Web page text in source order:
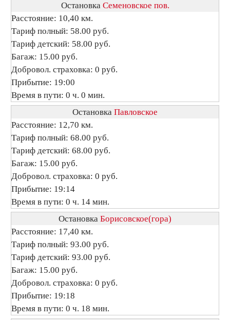
Остановка Семеновское пов.
Расстояние: 10,40 км.
Тариф полный: 58.00 руб.
Тариф детский: 58.00 руб.
Багаж: 15.00 руб.
Добровол. страховка: 0 руб.
Прибытие: 19:00
Время в пути: 0 ч. 0 мин.
Остановка Павловское
Расстояние: 12,70 км.
Тариф полный: 68.00 руб.
Тариф детский: 68.00 руб.
Багаж: 15.00 руб.
Добровол. страховка: 0 руб.
Прибытие: 19:14
Время в пути: 0 ч. 14 мин.
Остановка Борисовское(гора)
Расстояние: 17,40 км.
Тариф полный: 93.00 руб.
Тариф детский: 93.00 руб.
Багаж: 15.00 руб.
Добровол. страховка: 0 руб.
Прибытие: 19:18
Время в пути: 0 ч. 18 мин.